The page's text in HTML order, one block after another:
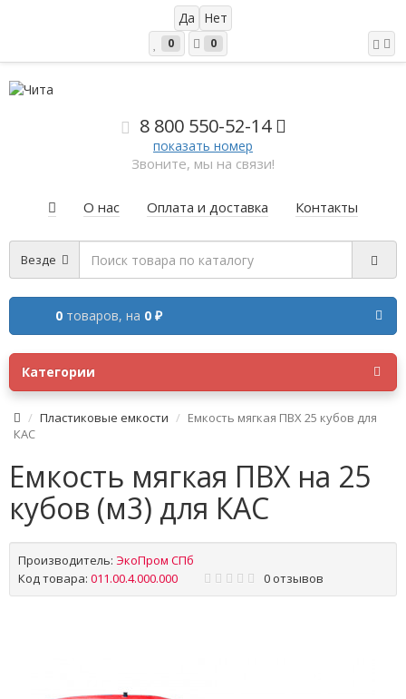
0 0
8 800 550-52-14
показать номер
Звоните, мы на связи!
О нас Оплата и доставка Контакты
Везде
0 товаров, на 0 ₽
Категории
Пластиковые емкости
Емкость мягкая ПВХ 25 кубов для
КАС
Емкость мягкая ПВХ на 25
кубов (м3) для КАС
Производитель: ЭкоПром СПб
Код товара: 011.00.4.000.000 0 отзывов